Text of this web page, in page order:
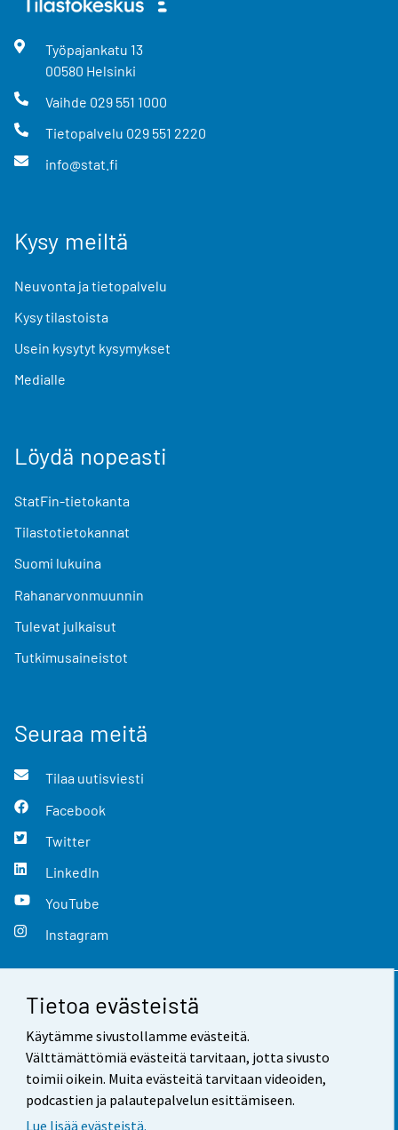
Tietoa evästeistä
Käytämme sivustollamme evästeitä.
Välttämättömiä evästeitä tarvitaan, jotta sivusto
toimii oikein. Muita evästeitä tarvitaan videoiden,
podcastien ja palautepalvelun esittämiseen.
Lue lisää evästeistä.
Työpajankatu 13
00580 Helsinki
Vaihde 029 551 1000
Tietopalvelu 029 551 2220
info@stat.fi
Kysy meiltä
Neuvonta ja tietopalvelu
Kysy tilastoista
Usein kysytyt kysymykset
Medialle
Löydä nopeasti
StatFin-tietokanta
Tilastotietokannat
Suomi lukuina
Rahanarvonmuunnin
Tulevat julkaisut
Tutkimusaineistot
Seuraa meitä
Tilaa uutisviesti
Facebook
Twitter
LinkedIn
YouTube
Instagram
Yhteystiedot
Palaute
Käyttöehdot